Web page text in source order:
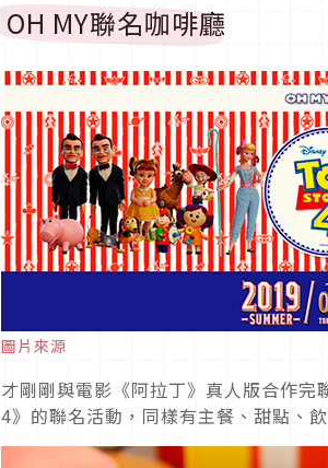
OH MY聯名咖啡廳
圖片來源
才剛剛與電影《阿拉丁》真人版合作
4》的聯名活動，同樣有主餐、甜點、